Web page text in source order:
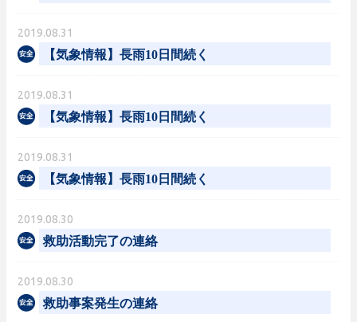
2019.08.31
【気象情報】長雨10日間続く
2019.08.31
【気象情報】長雨10日間続く
2019.08.31
【気象情報】長雨10日間続く
2019.08.30
救助活動完了の連絡
2019.08.30
救助事案発生の連絡